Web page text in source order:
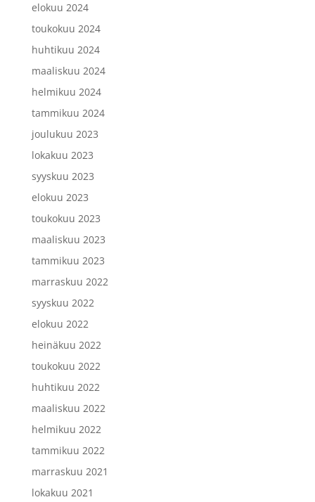
elokuu 2024
toukokuu 2024
huhtikuu 2024
maaliskuu 2024
helmikuu 2024
tammikuu 2024
joulukuu 2023
lokakuu 2023
syyskuu 2023
elokuu 2023
toukokuu 2023
maaliskuu 2023
tammikuu 2023
marraskuu 2022
syyskuu 2022
elokuu 2022
heinäkuu 2022
toukokuu 2022
huhtikuu 2022
maaliskuu 2022
helmikuu 2022
tammikuu 2022
marraskuu 2021
lokakuu 2021